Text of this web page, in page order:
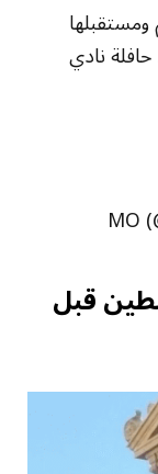
ومستقبلها
نادي
قبل